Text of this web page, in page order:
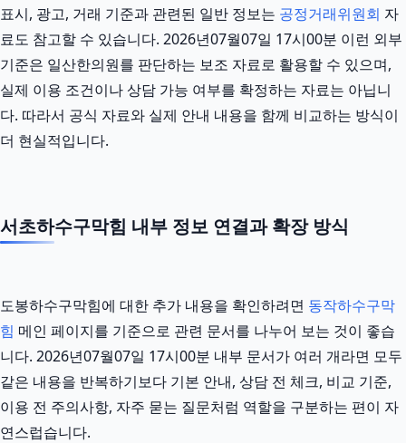
표시, 광고, 거래 기준과 관련된 일반 정보는 공정거래위원회 자
료도 참고할 수 있습니다. 2026년07월07일 17시00분 이런 외부
기준은 일산한의원를 판단하는 보조 자료로 활용할 수 있으며,
실제 이용 조건이나 상담 가능 여부를 확정하는 자료는 아닙니
다. 따라서 공식 자료와 실제 안내 내용을 함께 비교하는 방식이
더 현실적입니다.
서초하수구막힘 내부 정보 연결과 확장 방식
도봉하수구막힘에 대한 추가 내용을 확인하려면 동작하수구막
힘 메인 페이지를 기준으로 관련 문서를 나누어 보는 것이 좋습
니다. 2026년07월07일 17시00분 내부 문서가 여러 개라면 모두
같은 내용을 반복하기보다 기본 안내, 상담 전 체크, 비교 기준,
이용 전 주의사항, 자주 묻는 질문처럼 역할을 구분하는 편이 자
연스럽습니다.